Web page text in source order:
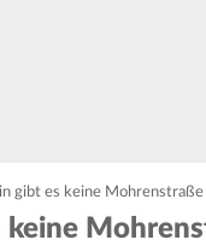
gibt es keine
keine